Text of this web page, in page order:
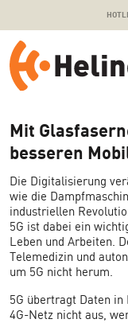
Mit
besseren
Die Digitalisierung
wie die
industriellen
5G ist dabei ein
Leben und Arbeiten.
Telemedizin und
um 5G nicht herum.
5G übertragt Daten in
4G-Netz nicht aus,